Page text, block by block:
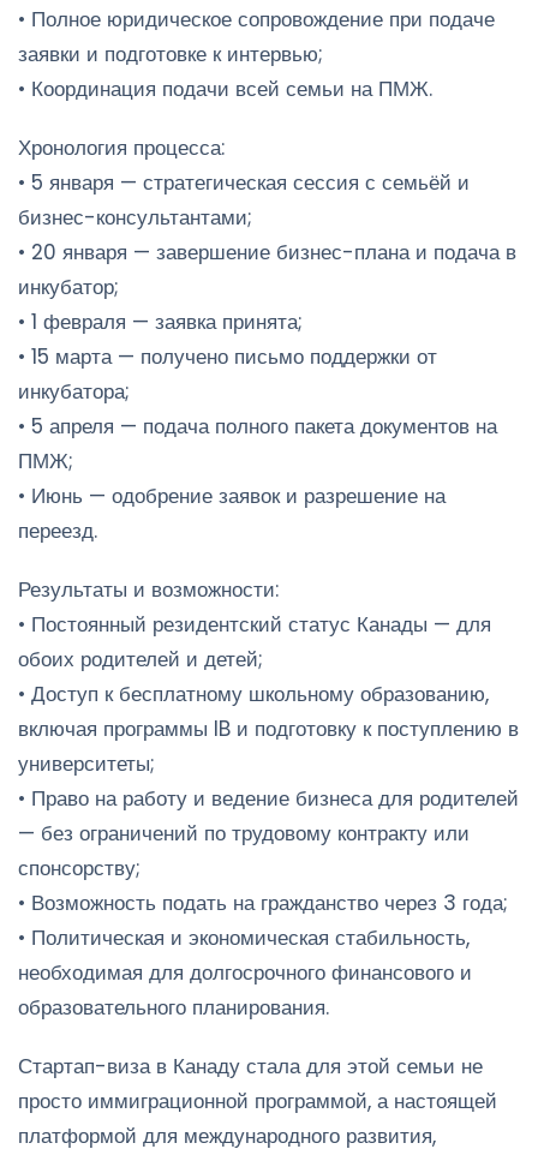
• Полное юридическое сопровождение при подаче
заявки и подготовке к интервью;
• Координация подачи всей семьи на ПМЖ.
Хронология процесса:
• 5 января — стратегическая сессия с семьёй и
бизнес-консультантами;
• 20 января — завершение бизнес-плана и подача в
инкубатор;
• 1 февраля — заявка принята;
• 15 марта — получено письмо поддержки от
инкубатора;
• 5 апреля — подача полного пакета документов на
ПМЖ;
• Июнь — одобрение заявок и разрешение на
переезд.
Результаты и возможности:
• Постоянный резидентский статус Канады — для
обоих родителей и детей;
• Доступ к бесплатному школьному образованию,
включая программы IB и подготовку к поступлению в
университеты;
• Право на работу и ведение бизнеса для родителей
— без ограничений по трудовому контракту или
спонсорству;
• Возможность подать на гражданство через 3 года;
• Политическая и экономическая стабильность,
необходимая для долгосрочного финансового и
образовательного планирования.
Стартап-виза в Канаду стала для этой семьи не
просто иммиграционной программой, а настоящей
платформой для международного развития,